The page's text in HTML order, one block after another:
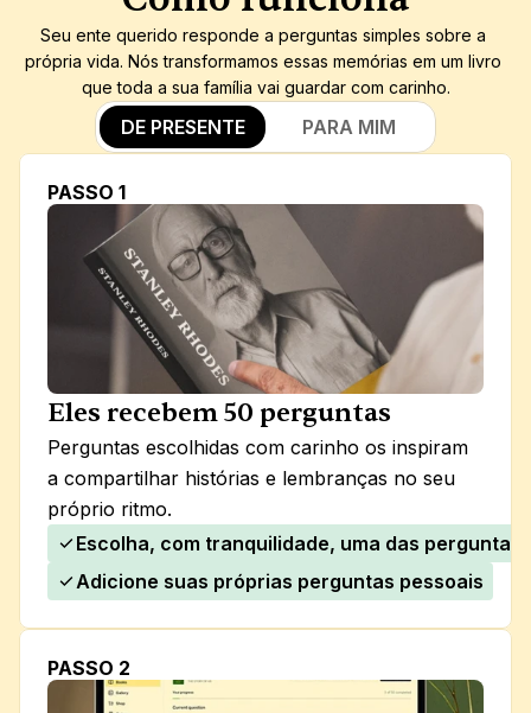
Seu ente querido responde a perguntas simples sobre a
própria vida. Nós transformamos essas memórias em um livro
que toda a sua família vai guardar com carinho.
DE PRESENTE PARA MIM
PASSO 1
Eles recebem 50 perguntas
Perguntas escolhidas com carinho os inspiram
a compartilhar histórias e lembranças no seu
próprio ritmo.
Escolha, com tranquilidade, uma das perguntas
Adicione suas próprias perguntas pessoais
PASSO 2